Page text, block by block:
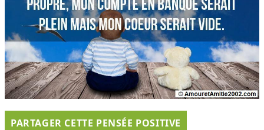
PARTAGER CETTE PENSÉE POSITIVE